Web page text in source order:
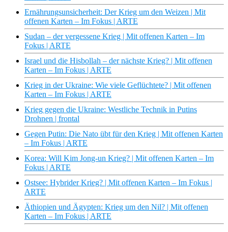
Ernährungsunsicherheit: Der Krieg um den Weizen | Mit
offenen Karten – Im Fokus | ARTE
Sudan – der vergessene Krieg | Mit offenen Karten – Im
Fokus | ARTE
Israel und die Hisbollah – der nächste Krieg? | Mit offenen
Karten – Im Fokus | ARTE
Krieg in der Ukraine: Wie viele Geflüchtete? | Mit offenen
Karten – Im Fokus | ARTE
Krieg gegen die Ukraine: Westliche Technik in Putins
Drohnen | frontal
Gegen Putin: Die Nato übt für den Krieg | Mit offenen Karten
– Im Fokus | ARTE
Korea: Will Kim Jong-un Krieg? | Mit offenen Karten – Im
Fokus | ARTE
Ostsee: Hybrider Krieg? | Mit offenen Karten – Im Fokus |
ARTE
Äthiopien und Ägypten: Krieg um den Nil? | Mit offenen
Karten – Im Fokus | ARTE